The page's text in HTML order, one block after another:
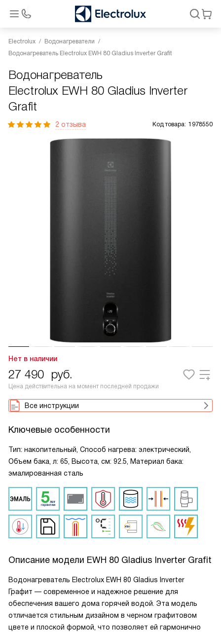
Electrolux
Водонагреватели
Водонагреватель Electrolux EWH 80 Gladius Inverter Grafit
Водонагреватель
Electrolux EWH 80 Gladius Inverter
Grafit
2 отзыва Код товара: 1978550
Нет в наличии
27 490 руб.
Цена действительна на момент последней продажи
Все инструкции
Ключевые особенности
Тип: накопительный, Способ нагрева: электрический,
Объем бака, л: 65, Высота, см: 92.5, Материал бака:
эмалированная сталь
Описание модели EWH 80 Gladius Inverter Grafit
Водонагреватель Electrolux EWH 80 Gladius Inverter
Графит — современное и надежное решение для
обеспечения вашего дома горячей водой. Эта модель
отличается стильным дизайном в черном графитовом
цвете и плоской формой, что позволяет ей гармонично